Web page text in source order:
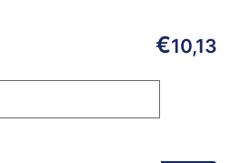
€10,13